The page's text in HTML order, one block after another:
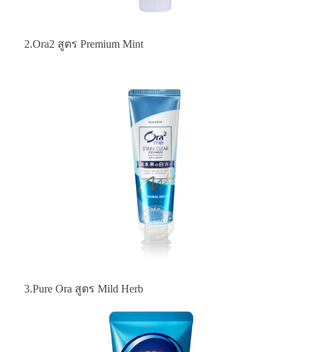
2.Ora2 สูตร Premium Mint
3.Pure Ora สูตร Mild Herb